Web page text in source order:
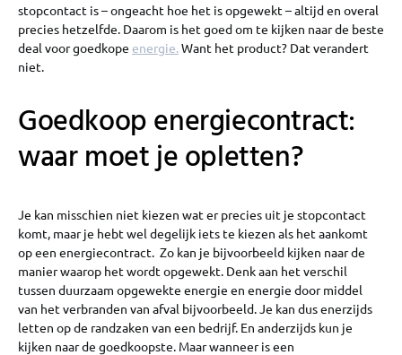
stopcontact is – ongeacht hoe het is opgewekt – altijd en overal
precies hetzelfde. Daarom is het goed om te kijken naar de beste
deal voor goedkope energie.Want het product? Dat verandert
niet.
Goedkoop energiecontract:
waar moet je opletten?
Je kan misschien niet kiezen wat er precies uit je stopcontact
komt, maar je hebt wel degelijk iets te kiezen als het aankomt
op een energiecontract. Zo kan je bijvoorbeeld kijken naar de
manier waarop het wordt opgewekt. Denk aan het verschil
tussen duurzaam opgewekte energie en energie door middel
van het verbranden van afval bijvoorbeeld. Je kan dus enerzijds
letten op de randzaken van een bedrijf. En anderzijds kun je
kijken naar de goedkoopste. Maar wanneer is een